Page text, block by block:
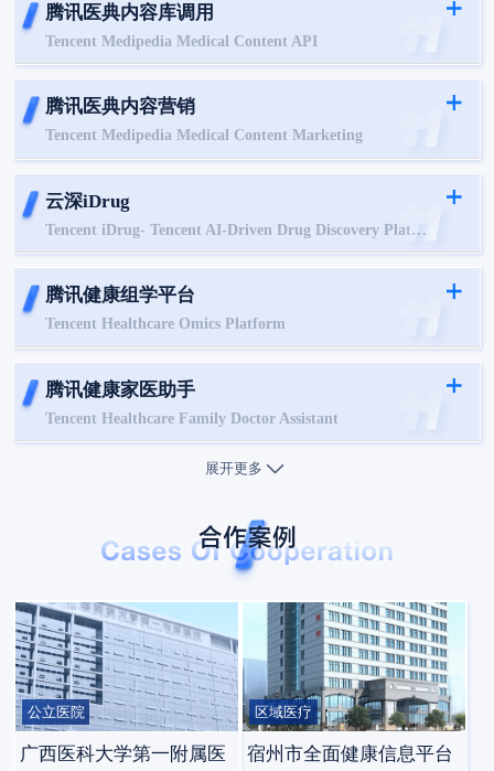
腾讯医典内容库调用
Tencent Medipedia Medical Content API
腾讯医典内容营销
Tencent Medipedia Medical Content Marketing
云深iDrug
Tencent iDrug- Tencent AI-Driven Drug Discovery Platform
腾讯健康组学平台
Tencent Healthcare Omics Platform
腾讯健康家医助手
Tencent Healthcare Family Doctor Assistant
展开更多
公立医院
广西医科大学第一附属医
区域医疗
宿州市全面健康信息平台